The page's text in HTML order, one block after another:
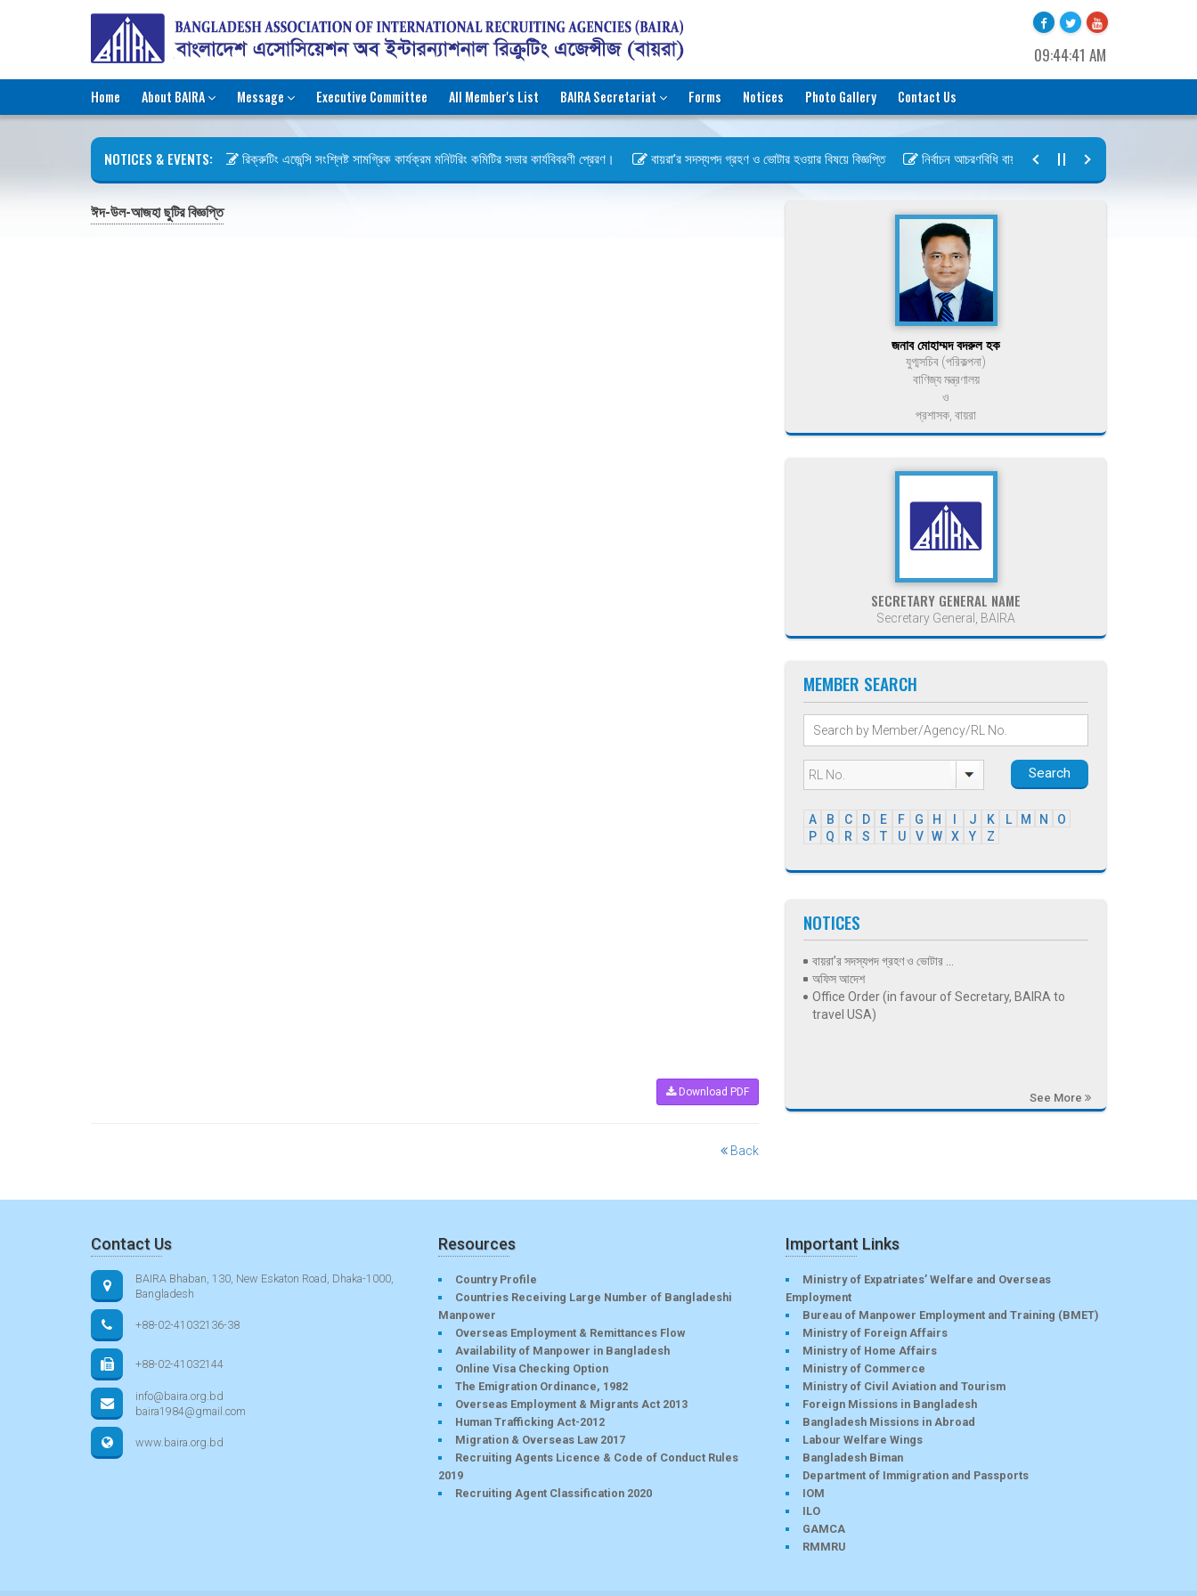
09:44:41 AM
Home About BAIRA Message Executive Committee All Member's List BAIRA Secretariat Forms Notices Photo Gallery Contact Us
NOTICES & EVENTS: রিক্রুটিং এজেন্সি সংশ্লিষ্ট সামগ্রিক কার্যক্রম মনিটরিং কমিটির সভার কার্যবিবরণী প্রেরণ। বায়রা’র সদস্যপদ গ্রহণ ও ভোটার হওয়ার বিষয়ে বিজ্ঞপ্তি নির্বাচন আচরণবিধি বায়রা ২০২৬-২০২৮
ঈদ-উল-আজহা ছুটির বিজ্ঞপ্তি
Download PDF
Back
জনাব মোহাম্মদ বদরুল হক
যুগ্মসচিব (পরিকল্পনা)
বাণিজ্য মন্ত্রণালয়
ও
প্রশাসক, বায়রা
SECRETARY GENERAL NAME
Secretary General, BAIRA
MEMBER SEARCH
Search
A B C D E F G H J K L M N
O
P
Q R S T U V W X Y Z
NOTICES
বায়রা’র সদস্যপদ গ্রহণ ও ভোটার ...
অফিস আদেশ
Office Order (in favour of Secretary, BAIRA to
travel USA)
See More
Contact Us
BAIRA Bhaban, 130, New Eskaton Road, Dhaka-1000,
Bangladesh
+88-02-41032136-38
+88-02-41032144
info@baira.org.bd
baira1984@gmail.com
www.baira.org.bd
Resources
Country Profile
Countries Receiving Large Number of Bangladeshi
Manpower
Overseas Employment & Remittances Flow
Availability of Manpower in Bangladesh
Online Visa Checking Option
The Emigration Ordinance, 1982
Overseas Employment & Migrants Act 2013
Human Trafficking Act-2012
Migration & Overseas Law 2017
Recruiting Agents Licence & Code of Conduct Rules
2019
Recruiting Agent Classification 2020
Important Links
Ministry of Expatriates’ Welfare and Overseas
Employment
Bureau of Manpower Employment and Training (BMET)
Ministry of Foreign Affairs
Ministry of Home Affairs
Ministry of Commerce
Ministry of Civil Aviation and Tourism
Foreign Missions in Bangladesh
Bangladesh Missions in Abroad
Labour Welfare Wings
Bangladesh Biman
Department of Immigration and Passports
IOM
ILO
GAMCA
RMMRU